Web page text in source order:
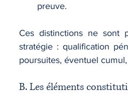
preuve.
Ces distinctions ne sont
stratégie : qualification
poursuites, éventuel
B. Les éléments